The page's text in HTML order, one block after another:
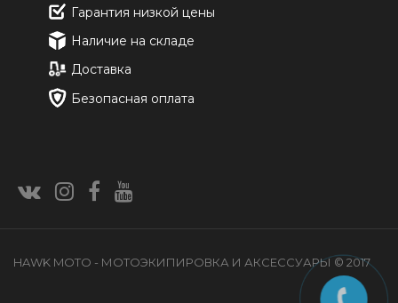
Гарантия низкой цены
Наличие на складе
Доставка
Безопасная оплата
HAWK MOTO - МОТОЭКИПИРОВКА И АКСЕССУАРЫ © 2017